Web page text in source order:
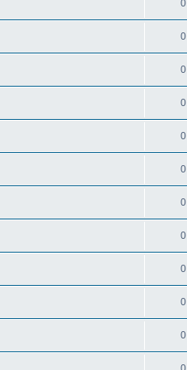
0
0
0
0
0
0
0
0
0
0
0